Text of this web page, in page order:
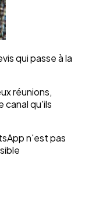
qui passe à la
réunions,
canal qu'ils
n'est pas